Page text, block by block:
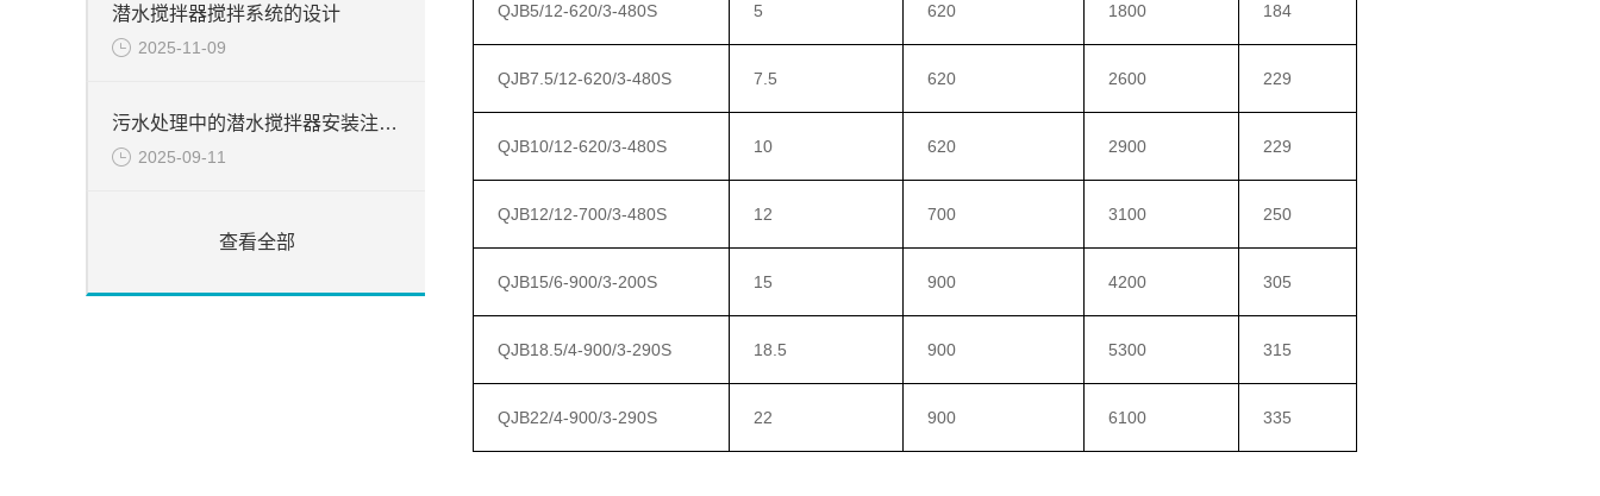
潜水搅拌器搅拌系统的设计
2025-11-09
污水处理中的潜水搅拌器安装注意事项
2025-09-11
查看全部
QJB5/12-620/3-480S 5 620 1800 184
QJB7.5/12-620/3-480S 7.5 620 2600 229
QJB10/12-620/3-480S 10 620 2900 229
QJB12/12-700/3-480S 12 700 3100 250
QJB15/6-900/3-200S 15 900 4200 305
QJB18.5/4-900/3-290S 18.5 900 5300 315
QJB22/4-900/3-290S 22 900 6100 335